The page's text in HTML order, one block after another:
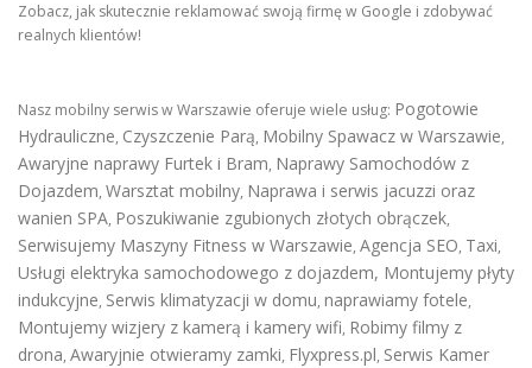
Zobacz, jak skutecznie reklamować swoją firmę w Google i zdobywać
realnych klientów!
Nasz mobilny serwis w Warszawie oferuje wiele usług: Pogotowie
Hydrauliczne, Czyszczenie Parą, Mobilny Spawacz w Warszawie,
Awaryjne naprawy Furtek i Bram, Naprawy Samochodów z
Dojazdem, Warsztat mobilny, Naprawa i serwis jacuzzi oraz
wanien SPA, Poszukiwanie zgubionych złotych obrączek,
Serwisujemy Maszyny Fitness w Warszawie, Agencja SEO, Taxi,
Usługi elektryka samochodowego z dojazdem, Montujemy płyty
indukcyjne, Serwis klimatyzacji w domu, naprawiamy fotele,
Montujemy wizjery z kamerą i kamery wifi, Robimy filmy z
drona, Awaryjnie otwieramy zamki, Flyxpress.pl, Serwis Kamer